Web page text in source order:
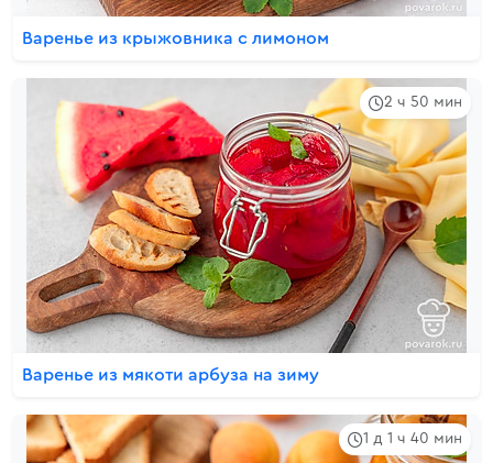
Варенье из крыжовника с лимоном
2 ч 50 мин
Варенье из мякоти арбуза на зиму
1 д 1 ч 40 мин